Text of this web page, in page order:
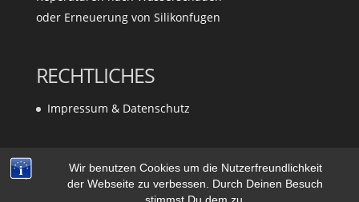
Wir benutzen Cookies um die Nutzerfreundlichkeit
der Webseite zu verbessen. Durch Deinen Besuch
oder Erneuerung von Silikonfugen
RECHTLICHES
Impressum & Datenschutz